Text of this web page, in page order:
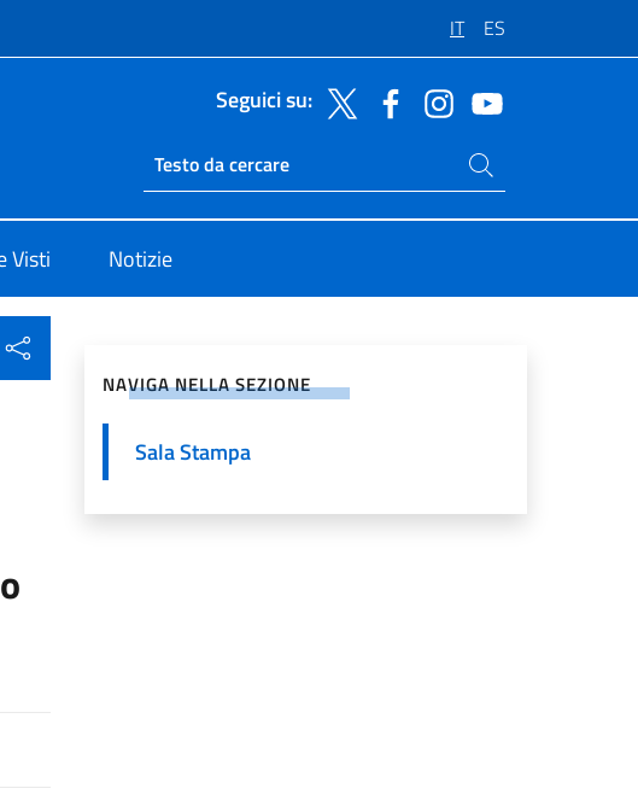
IT ES
Seguici su:
Ricerca sito live
Cerca nel sito
Visti Notizie
NAVIGA NELLA SEZIONE
Sala Stampa